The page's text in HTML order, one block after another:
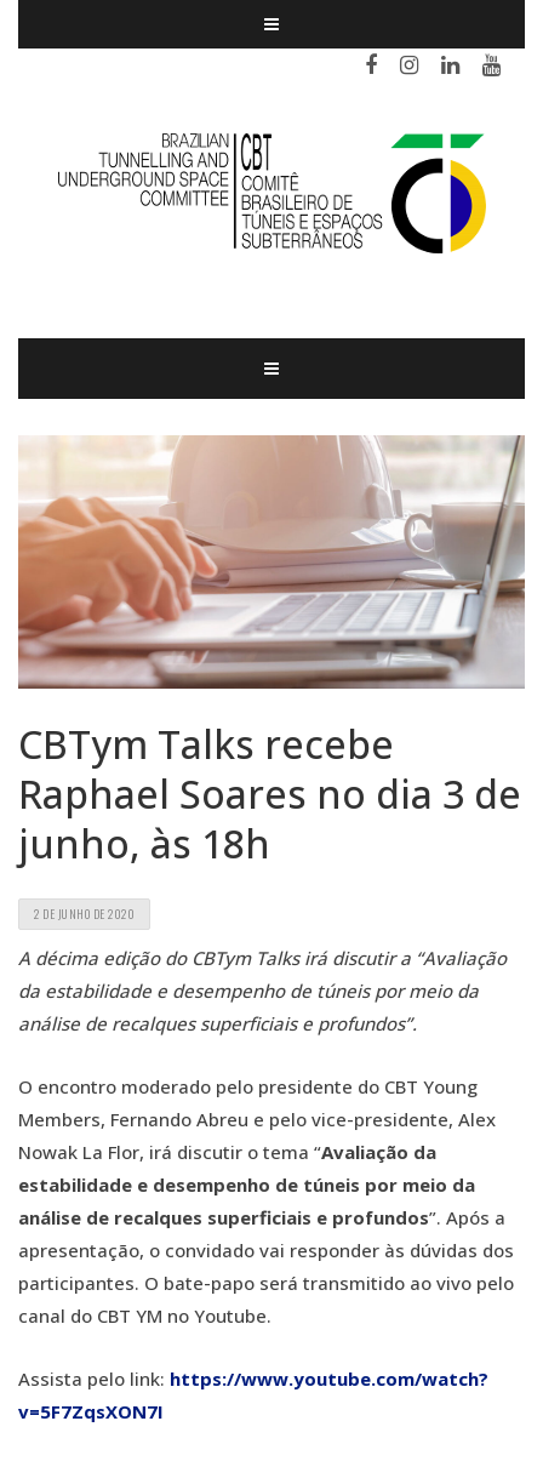
CBTym Talks recebe
Raphael Soares no dia 3 de
junho, às 18h
2 DE JUNHO DE 2020
A décima edição do CBTym Talks irá discutir a “Avaliação
da estabilidade e desempenho de túneis por meio da
análise de recalques superficiais e profundos”.
O encontro moderado pelo presidente do CBT Young
Members, Fernando Abreu e pelo vice-presidente, Alex
Nowak La Flor, irá discutir o tema “Avaliação da
estabilidade e desempenho de túneis por meio da
análise de recalques superficiais e profundos”. Após a
apresentação, o convidado vai responder às dúvidas dos
participantes. O bate-papo será transmitido ao vivo pelo
canal do CBT YM no Youtube.
Assista pelo link: https://www.youtube.com/watch?
v=5F7ZqsXON7I